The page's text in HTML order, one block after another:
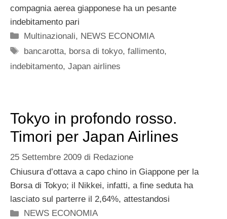
compagnia aerea giapponese ha un pesante
indebitamento pari
Categorie
Multinazionali, NEWS ECONOMIA
Tag
bancarotta, borsa di tokyo,fallimento,
indebitamento, Japan airlines
Tokyo in profondo rosso.
Timori per Japan Airlines
25 Settembre 2009 di Redazione
Chiusura d’ottava a capo chino in Giappone per la
Borsa di Tokyo; il Nikkei, infatti, a fine seduta ha
lasciato sul parterre il 2,64%, attestandosi
Categorie
NEWS ECONOMIA